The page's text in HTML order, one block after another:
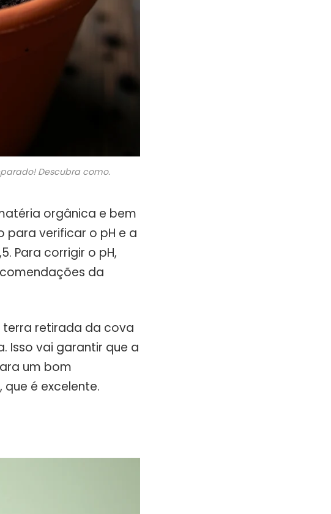
Descubra como.
orgânica e bem
para verificar o pH e a
Para corrigir o pH,
da
terra retirada da cova
Isso vai garantir que a
um bom
, que é excelente.